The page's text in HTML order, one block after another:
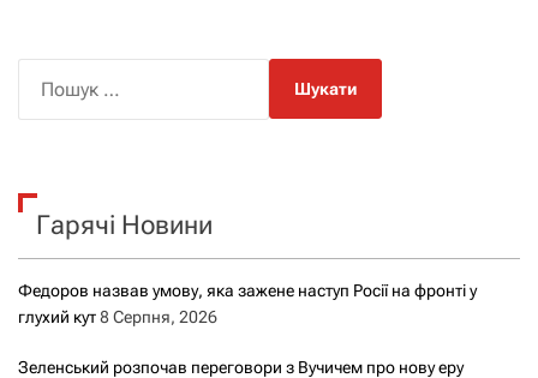
к
Гарячі Новини
Федоров назвав умову, яка зажене наступ Росії на фронті у
глухий кут8 Серпня, 2026
Зеленський розпочав переговори з Вучичем про нову еру